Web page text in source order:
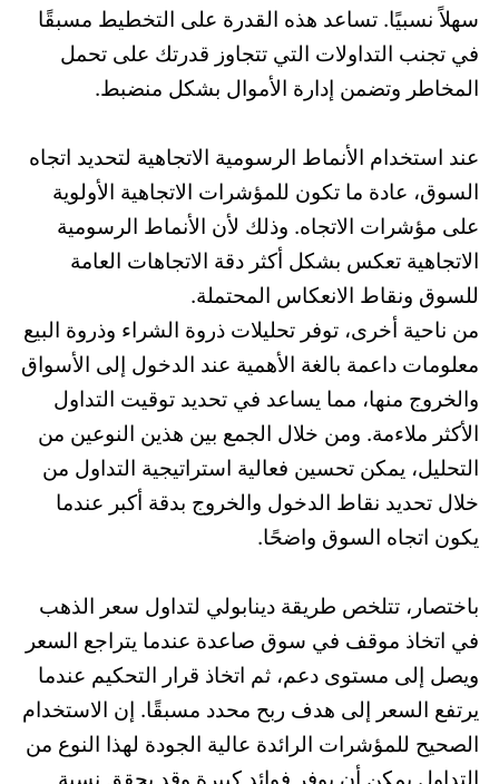
سهلاً نسبيًا. تساعد هذه القدرة على التخطيط مسبقًا
في تجنب التداولات التي تتجاوز قدرتك على تحمل
المخاطر وتضمن إدارة الأموال بشكل منضبط.
عند استخدام الأنماط الرسومية الاتجاهية لتحديد اتجاه
السوق، عادة ما تكون للمؤشرات الاتجاهية الأولوية
على مؤشرات الاتجاه. وذلك لأن الأنماط الرسومية
الاتجاهية تعكس بشكل أكثر دقة الاتجاهات العامة
للسوق ونقاط الانعكاس المحتملة.
من ناحية أخرى، توفر تحليلات ذروة الشراء وذروة البيع
معلومات داعمة بالغة الأهمية عند الدخول إلى الأسواق
والخروج منها، مما يساعد في تحديد توقيت التداول
الأكثر ملاءمة. ومن خلال الجمع بين هذين النوعين من
التحليل، يمكن تحسين فعالية استراتيجية التداول من
خلال تحديد نقاط الدخول والخروج بدقة أكبر عندما
يكون اتجاه السوق واضحًا.
باختصار، تتلخص طريقة دينابولي لتداول سعر الذهب
في اتخاذ موقف في سوق صاعدة عندما يتراجع السعر
ويصل إلى مستوى دعم، ثم اتخاذ قرار التحكيم عندما
يرتفع السعر إلى هدف ربح محدد مسبقًا. إن الاستخدام
الصحيح للمؤشرات الرائدة عالية الجودة لهذا النوع من
التداول يمكن أن يوفر فوائد كبيرة وقد يحقق نسبة